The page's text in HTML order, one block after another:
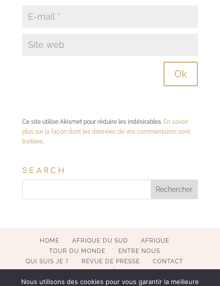
Ce site utilise Akismet pour réduire les indésirables. En savoir
plus sur la façon dont les données de vos commentaires sont
traitées.
SEARCH
HOME AFRIQUE DU SUD
AFRIQUE
TOUR DU MONDE
ENTRE NOUS
QUI SUIS JE ?
REVUE DE PRESSE
CONTACT
Nous utilisons des cookies pour vous garantir la meilleure